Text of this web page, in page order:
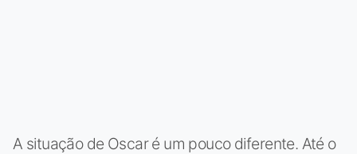
A situação de Oscar é um pouco diferente. Até o